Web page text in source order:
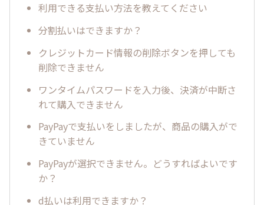
利用できる支払い方法を教えてください
分割払いはできますか？
クレジットカード情報の削除ボタンを押しても
削除できません
ワンタイムパスワードを入力後、決済が中断さ
れて購入できません
PayPayで支払いをしましたが、商品の購入がで
きていません
PayPayが選択できません。どうすればよいです
か？
d払いは利用できますか？